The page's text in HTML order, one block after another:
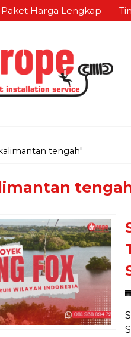
Paket Harga Lengkap
tengah"